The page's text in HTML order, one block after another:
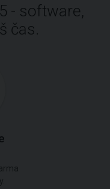
- software,
čas.